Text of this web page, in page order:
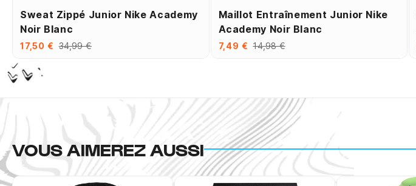
Sweat Zippé Junior Nike Academy
Noir Blanc
17,50 € 34,99 €
Maillot Entraînement Junior Nike
Academy Noir Blanc
7,49 € 14,98 €
VOUS AIMEREZ AUSSI